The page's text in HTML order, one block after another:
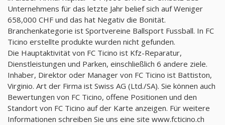
Unternehmens für das letzte Jahr belief sich auf Weniger
658,000 CHF und das hat Negativ die Bonität.
Branchenkategorie ist Sportvereine Ballsport Fussball. In FC
Ticino erstellte produkte wurden nicht gefunden.
Die Hauptaktivität von FC Ticino ist Kfz-Reparatur,
Dienstleistungen und Parken, einschließlich 6 andere ziele.
Inhaber, Direktor oder Manager von FC Ticino ist Battiston,
Virginio. Art der Firma ist Swiss AG (Ltd./SA). Sie können auch
Bewertungen von FC Ticino, offene Positionen und den
Standort von FC Ticino auf der Karte anzeigen. Für weitere
Informationen schreiben Sie uns eine site www.fcticino.ch